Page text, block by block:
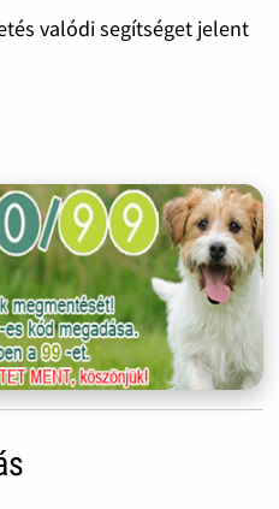
valódi segítséget jelent